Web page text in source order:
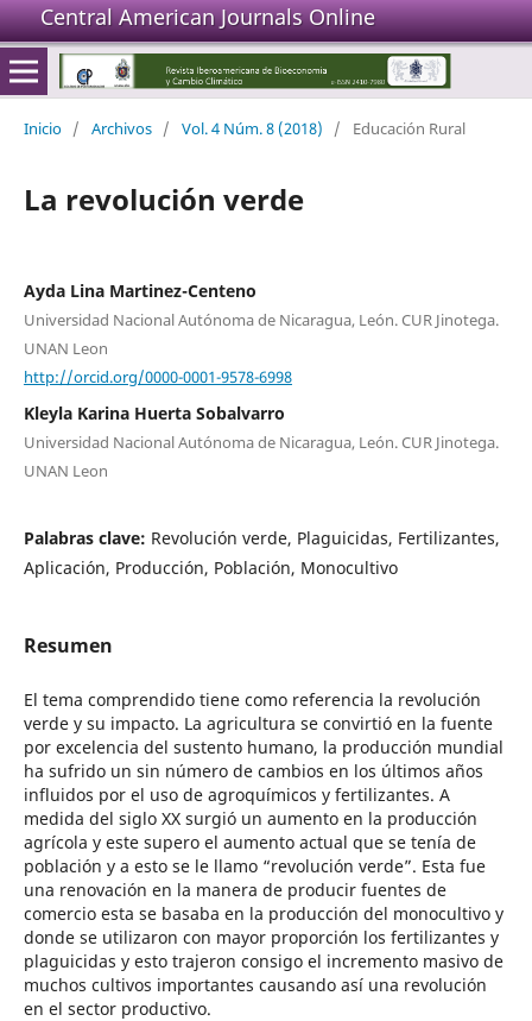
Central American Journals Online
Inicio / Archivos / Vol. 4 Núm. 8 (2018) / Educación Rural
La revolución verde
Ayda Lina Martinez-Centeno
Universidad Nacional Autónoma de Nicaragua, León. CUR Jinotega.
UNAN Leon
http://orcid.org/0000-0001-9578-6998
Kleyla Karina Huerta Sobalvarro
Universidad Nacional Autónoma de Nicaragua, León. CUR Jinotega.
UNAN Leon
Palabras clave: Revolución verde, Plaguicidas, Fertilizantes,
Aplicación, Producción, Población, Monocultivo
Resumen
El tema comprendido tiene como referencia la revolución
verde y su impacto. La agricultura se convirtió en la fuente
por excelencia del sustento humano, la producción mundial
ha sufrido un sin número de cambios en los últimos años
influidos por el uso de agroquímicos y fertilizantes. A
medida del siglo XX surgió un aumento en la producción
agrícola y este supero el aumento actual que se tenía de
población y a esto se le llamo “revolución verde”. Esta fue
una renovación en la manera de producir fuentes de
comercio esta se basaba en la producción del monocultivo y
donde se utilizaron con mayor proporción los fertilizantes y
plaguicidas y esto trajeron consigo el incremento masivo de
muchos cultivos importantes causando así una revolución
en el sector productivo.